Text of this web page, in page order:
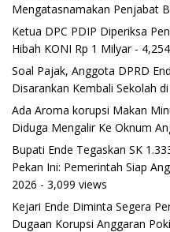
Mengatasnamakan Penjabat
Ketua DPC PDIP Diperiksa
Hibah KONI Rp 1 Milyar-
Soal Pajak, Anggota DPRD
Disarankan Kembali Sekolah
Ada Aroma korupsi Makan
Diduga Mengalir Ke Oknum
Bupati Ende Tegaskan SK
Pekan Ini: Pemerintah Siap
2026 - 3,099 views
Kejari Ende Diminta Segera
Dugaan Korupsi Anggaran